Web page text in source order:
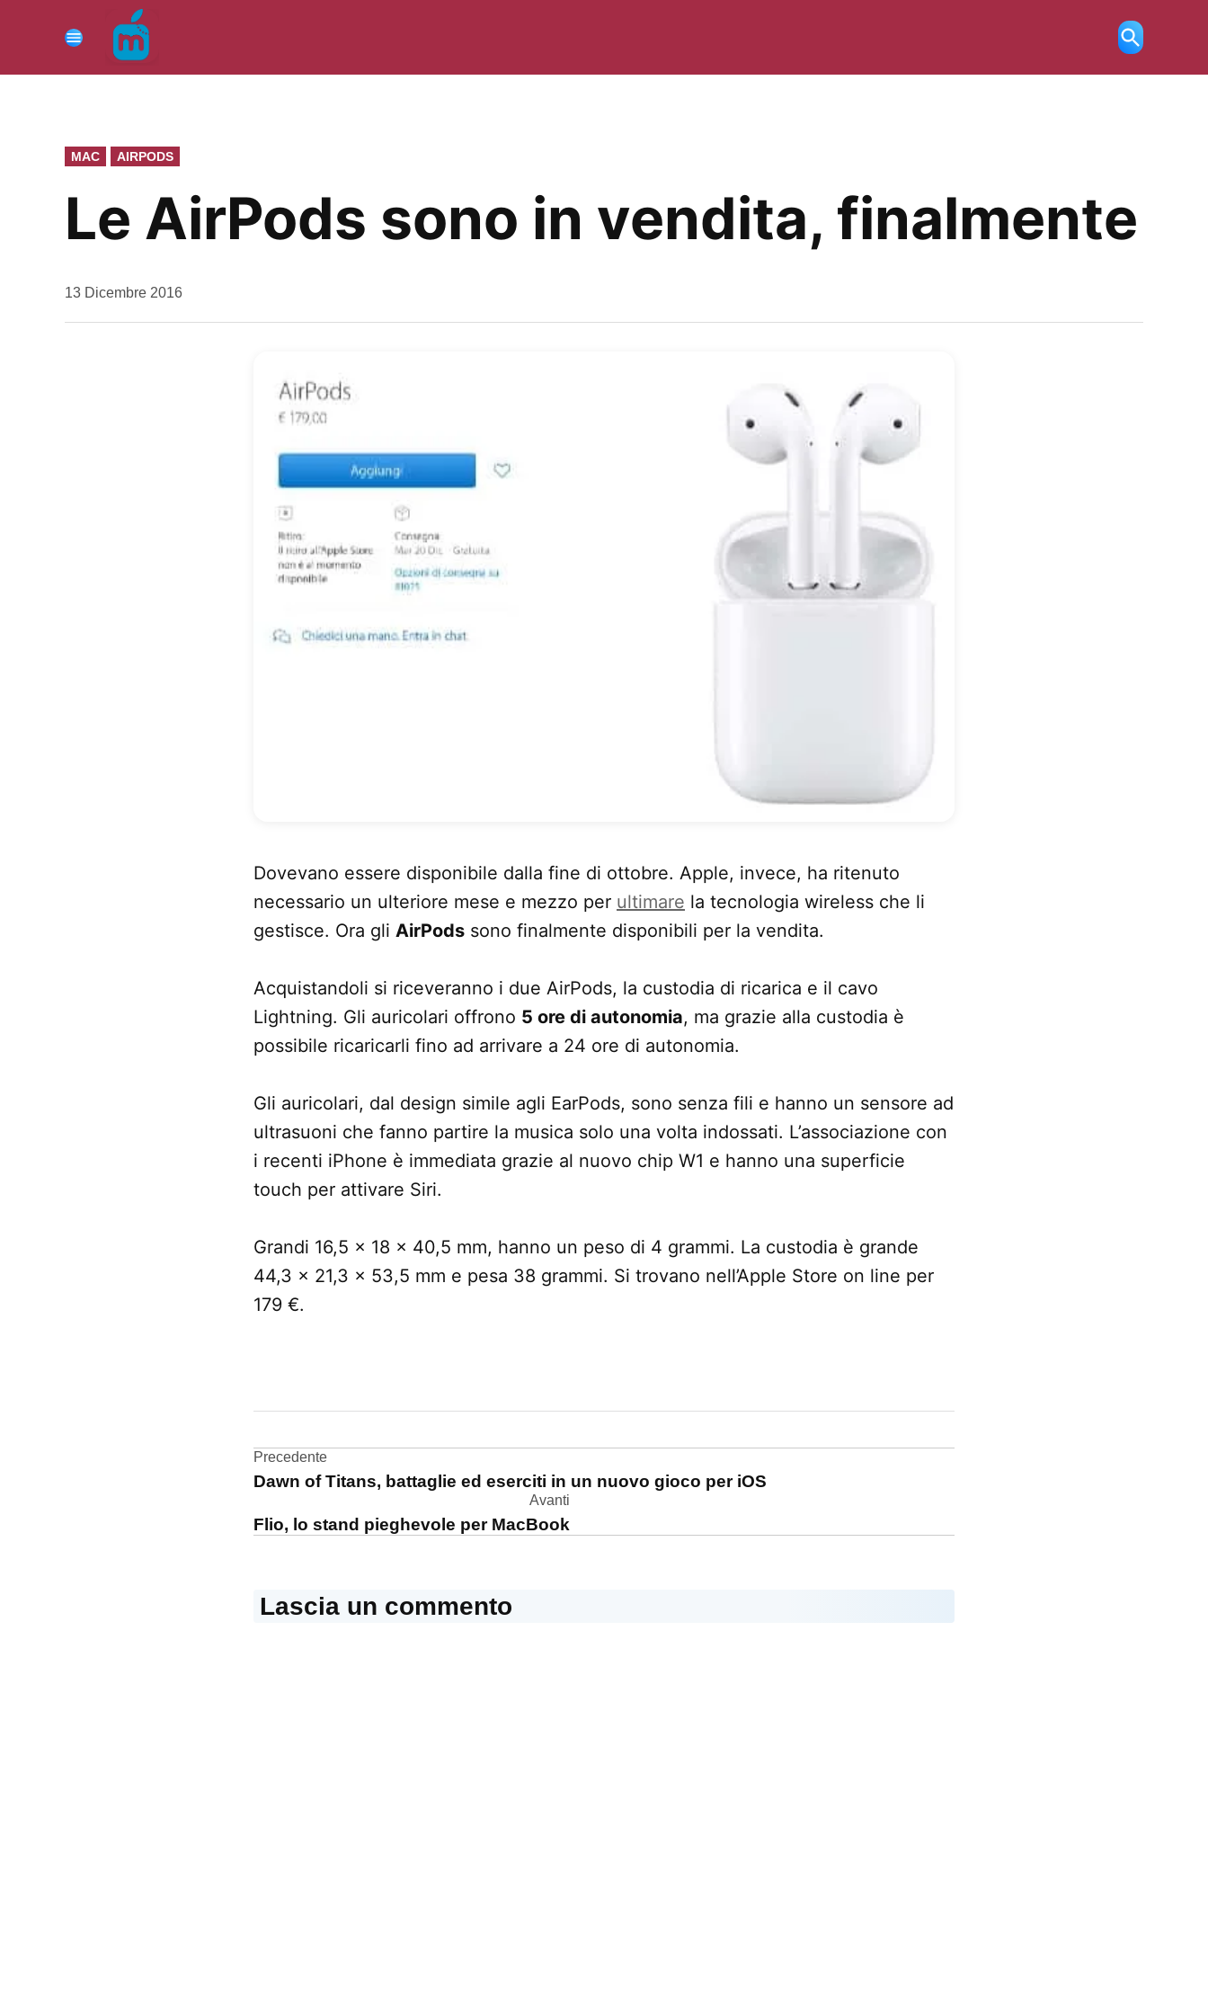
contenuto
Menu
Ricerca
aperta
PUBBLICATO
IN
MAC AIRPODS
Le AirPods sono in vendita, finalmente
da
13 Dicembre 2016
Dovevano essere disponibile dalla fine di ottobre. Apple, invece, ha ritenuto
necessario un ulteriore mese e mezzo per ultimare la tecnologia wireless che li
gestisce. Ora gli AirPods sono finalmente disponibili per la vendita.
Acquistandoli si riceveranno i due AirPods, la custodia di ricarica e il cavo
Lightning. Gli auricolari offrono 5 ore di autonomia, ma grazie alla custodia è
possibile ricaricarli fino ad arrivare a 24 ore di autonomia.
Gli auricolari, dal design simile agli EarPods, sono senza fili e hanno un sensore ad
ultrasuoni che fanno partire la musica solo una volta indossati. L’associazione con
i recenti iPhone è immediata grazie al nuovo chip W1 e hanno una superficie
touch per attivare Siri.
Grandi 16,5 x 18 x 40,5 mm, hanno un peso di 4 grammi. La custodia è grande
44,3 x 21,3 x 53,5 mm e pesa 38 grammi. Si trovano nell’Apple Store on line per
179 €.
Navigazione
Precedente
Dawn of Titans, battaglie ed eserciti in un nuovo gioco per iOS
Avanti
Flio, lo stand pieghevole per MacBook
Lascia un commento